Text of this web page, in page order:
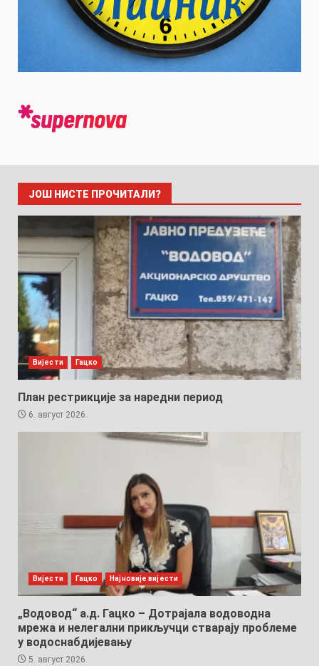
ЈОШ НИСТЕ ПРОЧИТАЛИ?
Вијести Гацко
План рестрикције за наредни период
6. август 2026.
Вијести Гацко Најновије вијести
„Водовод“ а.д. Гацко – Дотрајала водоводна
мрежа и нелегални прикључци стварају проблеме
у водоснабдијевању
5. август 2026.